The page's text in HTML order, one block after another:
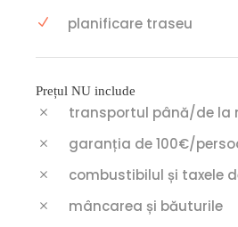
planificare traseu
Prețul NU include
transportul până/de la
garanția de 100€/
combustibilul și taxele
mâncarea și băuturile